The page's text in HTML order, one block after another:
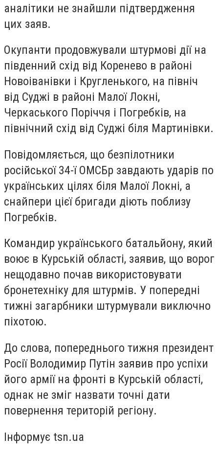
аналітики не знайшли підтвердження
цих заяв.
Окупанти продовжували штурмові дії на
південний схід від Коренево в районі
Новоіванівки і Кругленького, на північ
від Суджі в районі Малої Локні,
Черкаського Поріччя і Погребків, на
північний схід від Суджі біля Мартинівки.
Повідомляється, що безпілотники
російської 34-ї ОМСБр завдають ударів по
українських цілях біля Малої Локні, а
снайпери цієї бригади діють поблизу
Погребків.
Командир українського батальйону, який
воює в Курській області, заявив, що ворог
нещодавно почав використовувати
бронетехніку для штурмів. У попередні
тижні загарбники штурмували виключно
піхотою.
До слова, попереднього тижня президент
Росії Володимир Путін заявив про успіхи
його армії на фронті в Курській області,
однак не зміг назвати точні дати
повернення територій регіону.
Інформує tsn.ua